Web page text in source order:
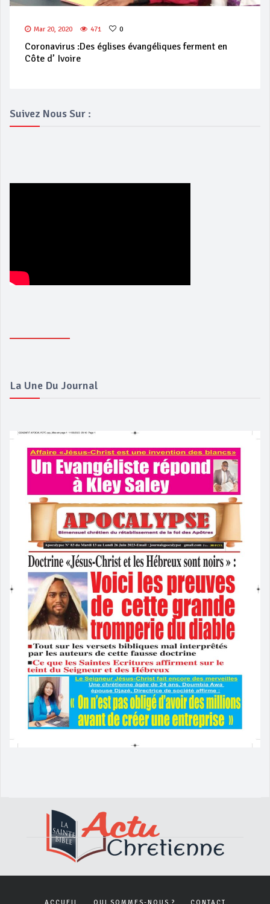
Mar 20, 2020 471 0
Coronavirus :Des églises évangéliques ferment en
Côte d’ Ivoire
Suivez Nous Sur :
La Une Du Journal